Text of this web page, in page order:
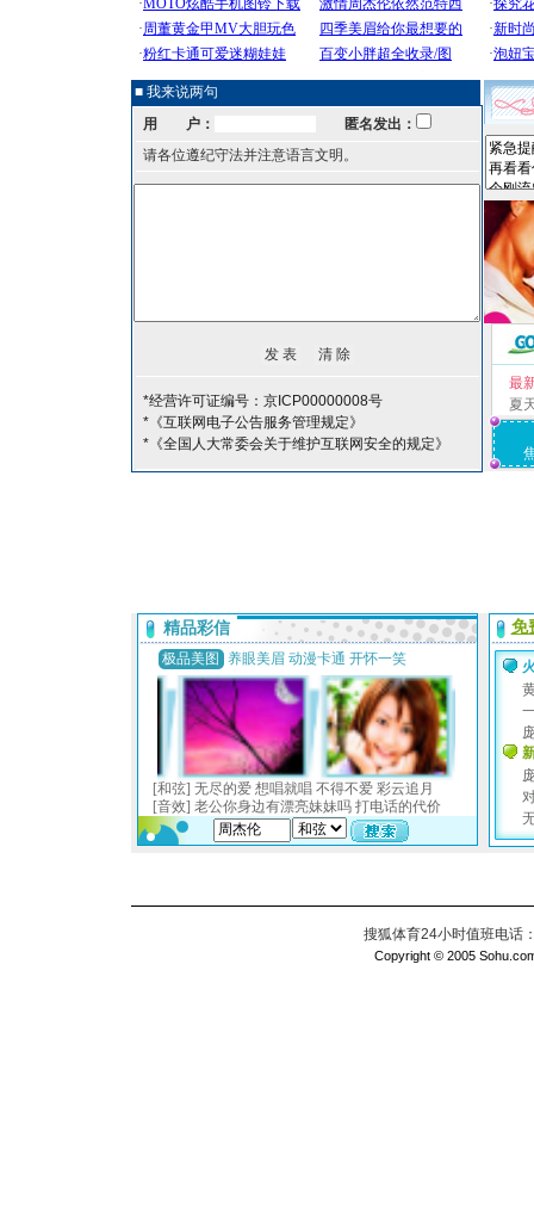
■ 我来说两句
用 户：
匿名发出：
请各位遵纪守法并注意语言文明。
*经营许可证编号：京ICP00000008号
*《互联网电子公告服务管理规定》
*《全国人大常委会关于维护互联网安全的规定》
最
夏
搜狐体育24小时值班电话
Copyright © 2005